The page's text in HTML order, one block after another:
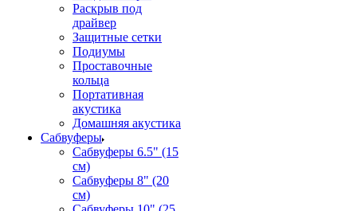
Раскрыв под
драйвер
Защитные сетки
Подиумы
Проставочные
кольца
Портативная
акустика
Домашняя акустика
Сабвуферы
Сабвуферы 6.5" (15
см)
Сабвуферы 8" (20
см)